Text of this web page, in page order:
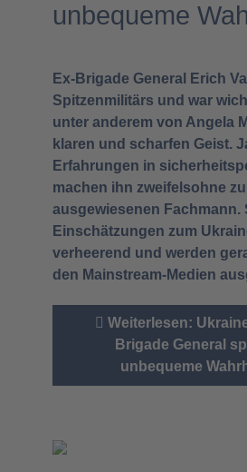
unbequeme
Ex-Brigade General Erich
Spitzenmilitärs und war
unter anderem von Angela
klaren und scharfen Geist.
Erfahrungen in
machen ihn zweifelsohne
ausgewiesenen Fachmann.
Einschätzungen zum
verheerend und werden
den Mainstream-Medien
Weiterlesen:
Brigade General
unbequeme